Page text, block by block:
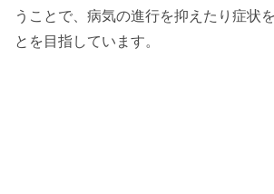
うことで、病気の進行を抑えたり症状
とを目指しています。